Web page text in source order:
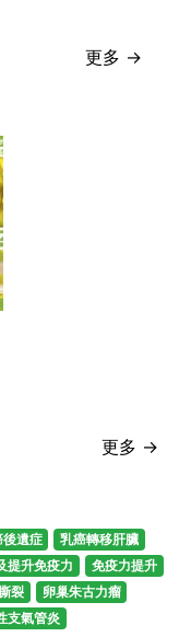
更多 →
更多 →
後遺症
乳癌轉移肝臟
提升免疫力
免疫力提升
裂
卵巢朱古力瘤
支氣管炎